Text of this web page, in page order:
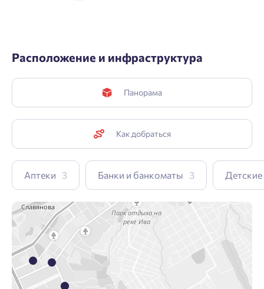
Расположение и инфраструктура
Панорама
Как добраться
Аптеки 3 Банки и банкоматы 3